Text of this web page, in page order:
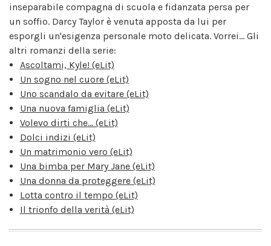
inseparabile compagna di scuola e fidanzata persa per
un soffio. Darcy Taylor è venuta apposta da lui per
esporgli un'esigenza personale moto delicata. Vorrei... Gli
altri romanzi della serie:
Ascoltami, Kyle! (eLit)
Un sogno nel cuore (eLit)
Uno scandalo da evitare (eLit)
Una nuova famiglia (eLit)
Volevo dirti che... (eLit)
Dolci indizi (eLit)
Un matrimonio vero (eLit)
Una bimba per Mary Jane (eLit)
Una donna da proteggere (eLit)
Lotta contro il tempo (eLit)
Il trionfo della verità (eLit)